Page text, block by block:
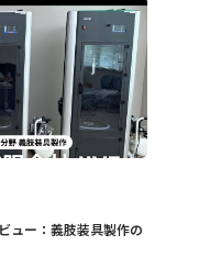
ュー：義肢装具製作の